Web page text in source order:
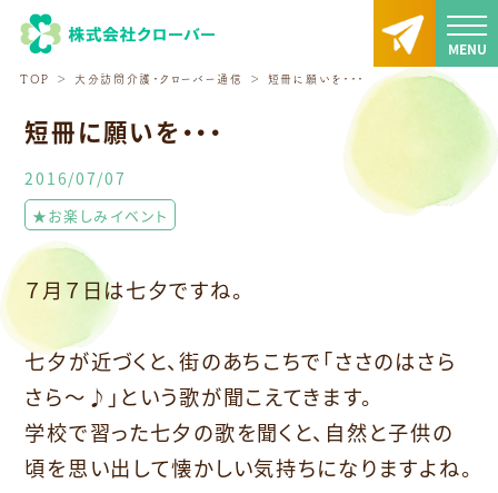
TOP 大分訪問介護・クローバー通信 短冊に願いを・・・
短冊に願いを・・・
2016/07/07
★お楽しみイベント
７月７日は七夕ですね。
七夕が近づくと、街のあちこちで「ささのはさら
さら～♪」という歌が聞こえてきます。
学校で習った七夕の歌を聞くと、自然と子供の
頃を思い出して懐かしい気持ちになりますよね。